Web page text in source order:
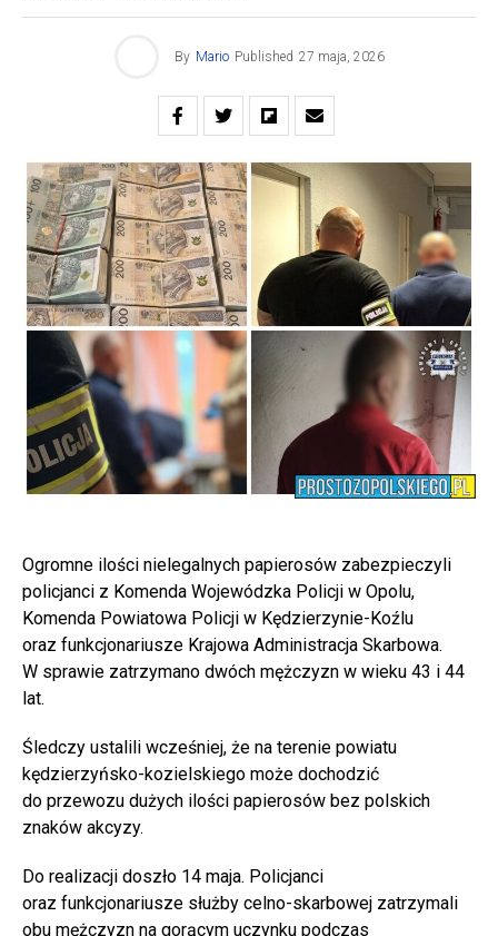
By Mario Published 27 maja, 2026
Ogromne ilości nielegalnych papierosów zabezpieczyli
policjanci z Komenda Wojewódzka Policji w Opolu,
Komenda Powiatowa Policji w Kędzierzynie-Koźlu
oraz funkcjonariusze Krajowa Administracja Skarbowa.
W sprawie zatrzymano dwóch mężczyzn w wieku 43 i 44
lat.
Śledczy ustalili wcześniej, że na terenie powiatu
kędzierzyńsko-kozielskiego może dochodzić
do przewozu dużych ilości papierosów bez polskich
znaków akcyzy.
Do realizacji doszło 14 maja. Policjanci
oraz funkcjonariusze służby celno-skarbowej zatrzymali
obu mężczyzn na gorącym uczynku podczas